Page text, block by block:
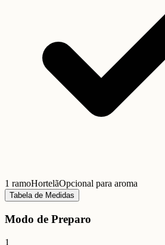
1 ramoHortelãOpcional para aroma
Tabela de Medidas
Modo de Preparo
1